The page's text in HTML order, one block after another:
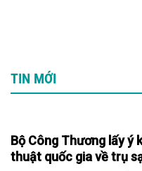
TIN MỚI
Bộ Công Thương lấy ý
thuật quốc gia về trụ